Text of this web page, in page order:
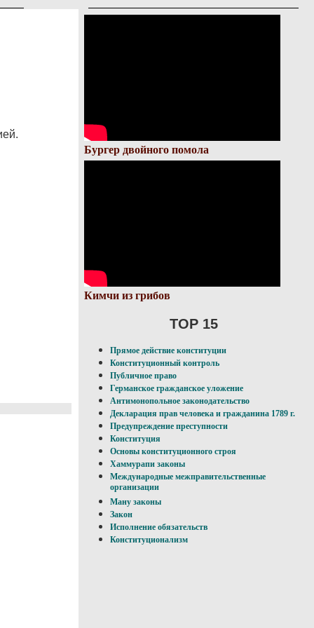
Бургер двойного помола
Кимчи из грибов
TOP 15
Прямое действие конституции
Конституционный контроль
Публичное право
Германское гражданское уложение
Антимонопольное законодательство
Декларация прав человека и гражданина 1789 г.
Предупреждение преступности
Конституция
Основы конституционного строя
Хаммурапи законы
Международные межправительственные
организации
Ману законы
Закон
Исполнение обязательств
Конституционализм